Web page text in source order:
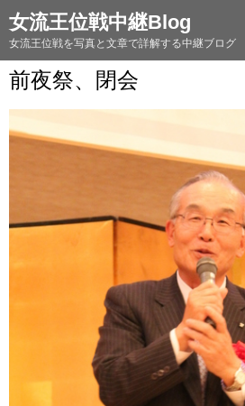
女流王位戦中継Blog
女流王位戦を写真と文章で詳解する中継ブログ
前夜祭、閉会